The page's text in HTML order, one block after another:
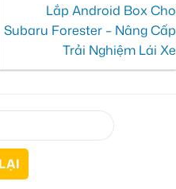
Lắp Android Box Cho
Subaru Forester – Nâng Cấp
Trải Nghiệm Lái Xe